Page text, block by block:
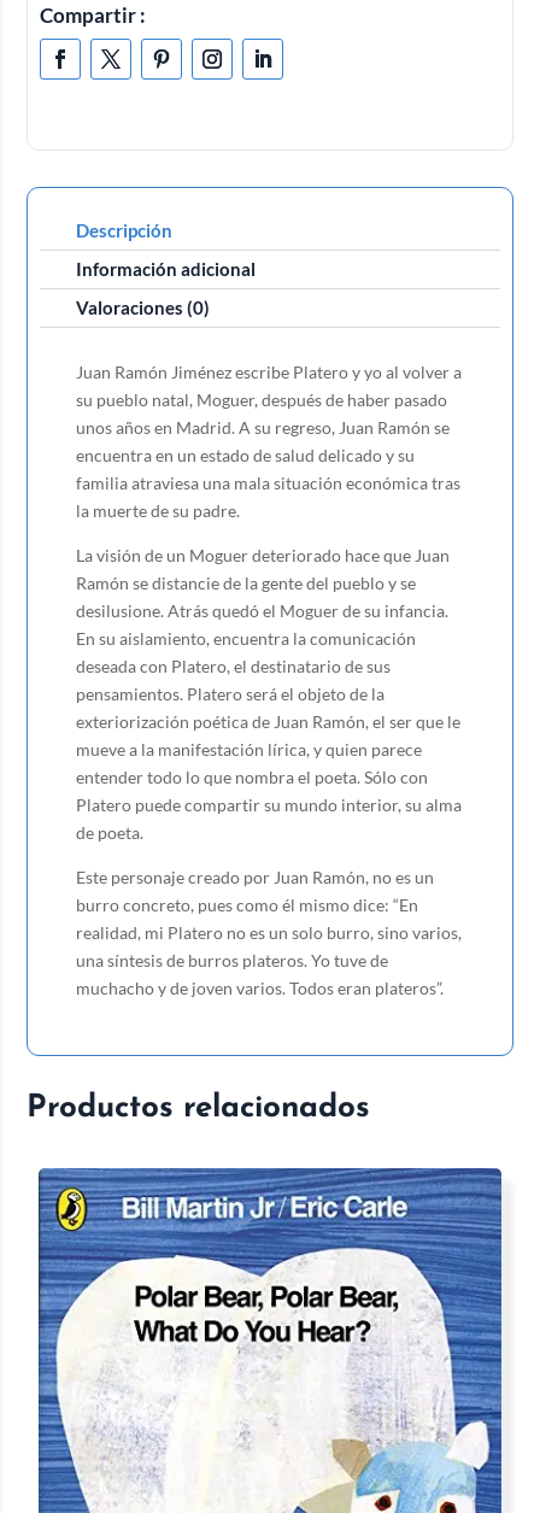
Compartir :
Descripción
Información adicional
Valoraciones (0)
Juan Ramón Jiménez escribe Platero y yo al volver a
su pueblo natal, Moguer, después de haber pasado
unos años en Madrid. A su regreso, Juan Ramón se
encuentra en un estado de salud delicado y su
familia atraviesa una mala situación económica tras
la muerte de su padre.
La visión de un Moguer deteriorado hace que Juan
Ramón se distancie de la gente del pueblo y se
desilusione. Atrás quedó el Moguer de su infancia.
En su aislamiento, encuentra la comunicación
deseada con Platero, el destinatario de sus
pensamientos. Platero será el objeto de la
exteriorización poética de Juan Ramón, el ser que le
mueve a la manifestación lírica, y quien parece
entender todo lo que nombra el poeta. Sólo con
Platero puede compartir su mundo interior, su alma
de poeta.
Este personaje creado por Juan Ramón, no es un
burro concreto, pues como él mismo dice: “En
realidad, mi Platero no es un solo burro, sino varios,
una síntesis de burros plateros. Yo tuve de
muchacho y de joven varios. Todos eran plateros”.
Productos relacionados